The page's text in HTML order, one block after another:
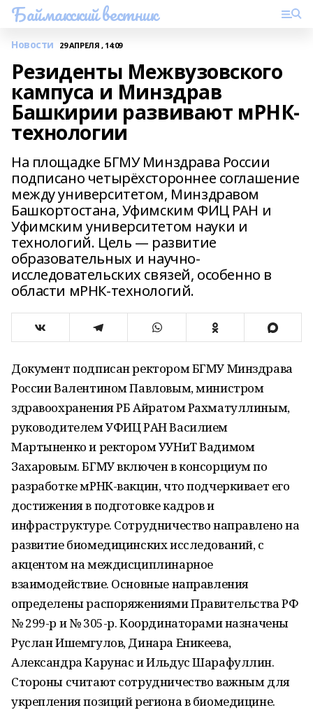
Баймакский вестник
Новости 29 АПРЕЛЯ , 14:09
Резиденты Межвузовского
кампуса и Минздрав
Башкирии развивают мРНК-
технологии
На площадке БГМУ Минздрава России
подписано четырёхстороннее соглашение
между университетом, Минздравом
Башкортостана, Уфимским ФИЦ РАН и
Уфимским университетом науки и
технологий. Цель — развитие
образовательных и научно-
исследовательских связей, особенно в
области мРНК-технологий.
Документ подписан ректором БГМУ Минздрава
России Валентином Павловым, министром
здравоохранения РБ Айратом Рахматуллиным,
руководителем УФИЦ РАН Василием
Мартыненко и ректором УУНиТ Вадимом
Захаровым. БГМУ включен в консорциум по
разработке мРНК-вакцин, что подчеркивает его
достижения в подготовке кадров и
инфраструктуре. Сотрудничество направлено на
развитие биомедицинских исследований, с
акцентом на междисциплинарное
взаимодействие. Основные направления
определены распоряжениями Правительства РФ
№ 299-р и № 305-р. Координаторами назначены
Руслан Ишемгулов, Динара Еникеева,
Александра Карунас и Ильдус Шарафуллин.
Стороны считают сотрудничество важным для
укрепления позиций региона в биомедицине.